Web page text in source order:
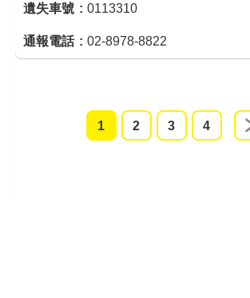
遺失車號 0113310
通報電話 02-8978-8822
1 2 3 4